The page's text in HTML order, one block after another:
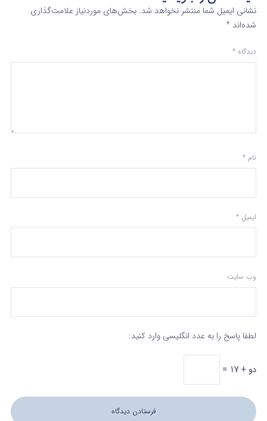
نشانی ایمیل شما منتشر نخواهد شد. بخش‌های موردنیاز علامت‌گذاری
شده‌اند *
دیدگاه *
نام *
ایمیل *
وب‌ سایت
لطفا پاسخ را به عدد انگلیسی وارد کنید:
دو + 17 =